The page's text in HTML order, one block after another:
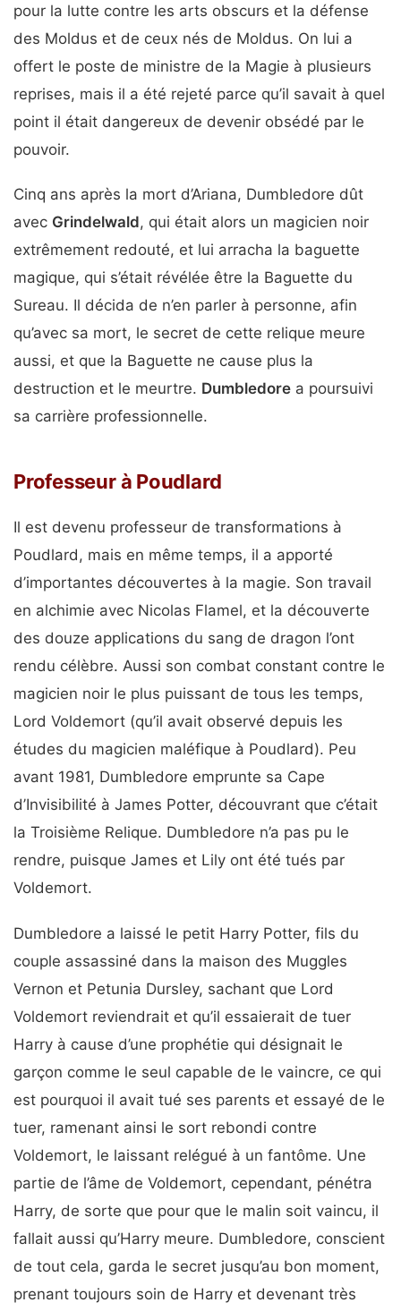
pour la lutte contre les arts obscurs et la défense
des Moldus et de ceux nés de Moldus. On lui a
offert le poste de ministre de la Magie à plusieurs
reprises, mais il a été rejeté parce qu’il savait à quel
point il était dangereux de devenir obsédé par le
pouvoir.
Cinq ans après la mort d’Ariana, Dumbledore dût
avec Grindelwald, qui était alors un magicien noir
extrêmement redouté, et lui arracha la baguette
magique, qui s’était révélée être la Baguette du
Sureau. Il décida de n’en parler à personne, afin
qu’avec sa mort, le secret de cette relique meure
aussi, et que la Baguette ne cause plus la
destruction et le meurtre. Dumbledore a poursuivi
sa carrière professionnelle.
Professeur à Poudlard
Il est devenu professeur de transformations à
Poudlard, mais en même temps, il a apporté
d’importantes découvertes à la magie. Son travail
en alchimie avec Nicolas Flamel, et la découverte
des douze applications du sang de dragon l’ont
rendu célèbre. Aussi son combat constant contre le
magicien noir le plus puissant de tous les temps,
Lord Voldemort (qu’il avait observé depuis les
études du magicien maléfique à Poudlard). Peu
avant 1981, Dumbledore emprunte sa Cape
d’Invisibilité à James Potter, découvrant que c’était
la Troisième Relique. Dumbledore n’a pas pu le
rendre, puisque James et Lily ont été tués par
Voldemort.
Dumbledore a laissé le petit Harry Potter, fils du
couple assassiné dans la maison des Muggles
Vernon et Petunia Dursley, sachant que Lord
Voldemort reviendrait et qu’il essaierait de tuer
Harry à cause d’une prophétie qui désignait le
garçon comme le seul capable de le vaincre, ce qui
est pourquoi il avait tué ses parents et essayé de le
tuer, ramenant ainsi le sort rebondi contre
Voldemort, le laissant relégué à un fantôme. Une
partie de l’âme de Voldemort, cependant, pénétra
Harry, de sorte que pour que le malin soit vaincu, il
fallait aussi qu’Harry meure. Dumbledore, conscient
de tout cela, garda le secret jusqu’au bon moment,
prenant toujours soin de Harry et devenant très